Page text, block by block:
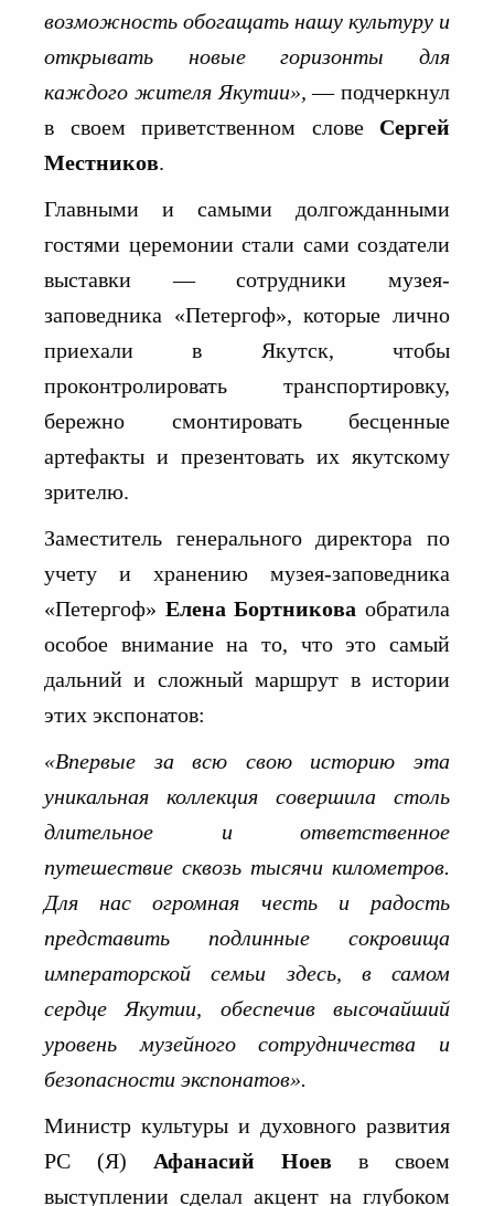
возможность обогащать нашу культуру и
открывать новые горизонты для
каждого жителя Якутии», — подчеркнул
в своем приветственном слове Сергей
Местников.
Главными и самыми долгожданными
гостями церемонии стали сами создатели
выставки — сотрудники музея-
заповедника «Петергоф», которые лично
приехали в Якутск, чтобы
проконтролировать транспортировку,
бережно смонтировать бесценные
артефакты и презентовать их якутскому
зрителю.
Заместитель генерального директора по
учету и хранению музея-заповедника
«Петергоф» Елена Бортникова обратила
особое внимание на то, что это самый
дальний и сложный маршрут в истории
этих экспонатов:
«Впервые за всю свою историю эта
уникальная коллекция совершила столь
длительное и ответственное
путешествие сквозь тысячи километров.
Для нас огромная честь и радость
представить подлинные сокровища
императорской семьи здесь, в самом
сердце Якутии, обеспечив высочайший
уровень музейного сотрудничества и
безопасности экспонатов».
Министр культуры и духовного развития
РС (Я) Афанасий Ноев в своем
выступлении сделал акцент на глубоком